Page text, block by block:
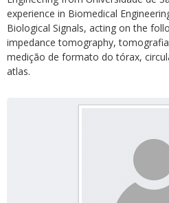
experience in Biomedical
Biological Signals, acting on the
impedance tomography,
medição de formato do tórax,
atlas.